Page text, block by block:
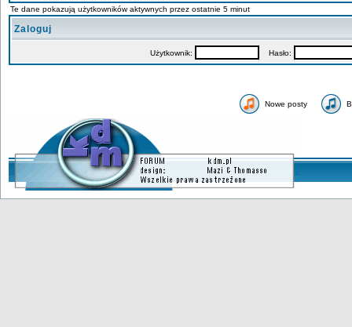
Te dane pokazują użytkowników aktywnych przez ostatnie 5 minut
Zaloguj
Użytkownik: Hasło:
Nowe posty